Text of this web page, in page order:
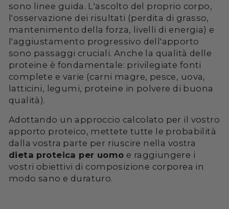
sono linee guida. L'ascolto del proprio corpo,
l'osservazione dei risultati (perdita di grasso,
mantenimento della forza, livelli di energia) e
l'aggiustamento progressivo dell'apporto
sono passaggi cruciali. Anche la qualità delle
proteine è fondamentale: privilegiate fonti
complete e varie (carni magre, pesce, uova,
latticini, legumi, proteine in polvere di buona
qualità).
Adottando un approccio calcolato per il vostro
apporto proteico, mettete tutte le probabilità
dalla vostra parte per riuscire nella vostra
dieta proteica per uomo e raggiungere i
vostri obiettivi di composizione corporea in
modo sano e duraturo.